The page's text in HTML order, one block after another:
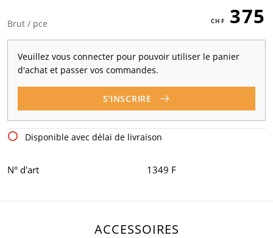
Brut / pce 375
Veuillez vous connecter pour pouvoir utiliser le panier
d'achat et passer vos commandes.
S'INSCRIRE
Disponible avec délai de livraison
N° d'art 1349 F
ACCESSOIRES